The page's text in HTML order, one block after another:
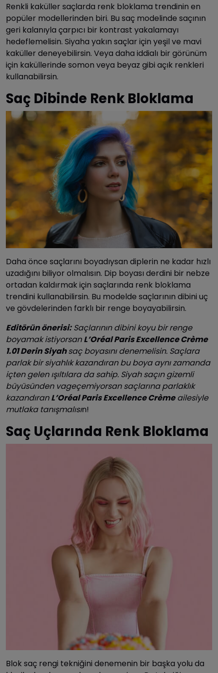
Renkli kaküller saçlarda renk bloklama trendinin en
popüler modellerinden biri. Bu saç modelinde saçının
geri kalanıyla çarpıcı bir kontrast yakalamayı
hedeflemelisin. Siyaha yakın saçlar için yeşil ve mavi
kaküller deneyebilirsin. Veya daha iddialı bir görünüm
için kaküllerinde somon veya beyaz gibi açık renkleri
kullanabilirsin.
Saç Dibinde Renk Bloklama
Daha önce saçlarını boyadıysan diplerin ne kadar hızlı
uzadığını biliyor olmalısın. Dip boyası derdini bir nebze
ortadan kaldırmak için saçlarında renk bloklama
trendini kullanabilirsin. Bu modelde saçlarının dibini uç
ve gövdelerinden farklı bir renge boyayabilirsin.
Editörün önerisi:Saçlarının dibini koyu bir renge
boyamak istiyorsanL’Oréal Paris Excellence Crème
1.01 Derin Siyahsaç boyasını denemelisin. Saçlara
parlak bir siyahlık kazandıran bu boya aynı zamanda
içten gelen ışıltılara da sahip. Siyah saçın gizemli
büyüsünden vageçemiyorsan saçlarına parlaklık
kazandıranL’Oréal Paris Excellence Crèmeailesiyle
mutlaka tanışmalısın!
Saç Uçlarında Renk Bloklama
Blok saç rengi tekniğini denemenin bir başka yolu da